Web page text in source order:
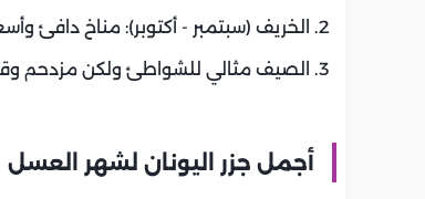
الخريف (سبتمبر - أكتوبر): مناخ دافئ
الصيف مثالي للشواطئ ولكن مزدحم
أجمل جزر اليونان لشهر العسل